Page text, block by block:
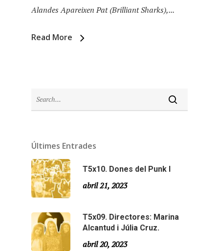
Alandes Apareixen Pat (Brilliant Sharks),...
Read More
Últimes Entrades
T5x10. Dones del Punk I
abril 21, 2023
T5x09. Directores: Marina
Alcantud i Júlia Cruz.
abril 20, 2023
Temporada 5
Temporada 4
Agraïments
Email: